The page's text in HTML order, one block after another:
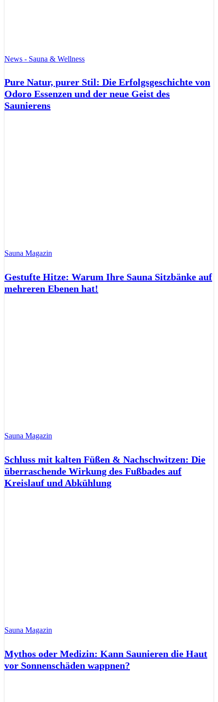
News - Sauna & Wellness
Pure Natur, purer Stil: Die Erfolgsgeschichte von
Odoro Essenzen und der neue Geist des
Saunierens
Sauna Magazin
Gestufte Hitze: Warum Ihre Sauna Sitzbänke auf
mehreren Ebenen hat!
Sauna Magazin
Schluss mit kalten Füßen & Nachschwitzen: Die
überraschende Wirkung des Fußbades auf
Kreislauf und Abkühlung
Sauna Magazin
Mythos oder Medizin: Kann Saunieren die Haut
vor Sonnenschäden wappnen?